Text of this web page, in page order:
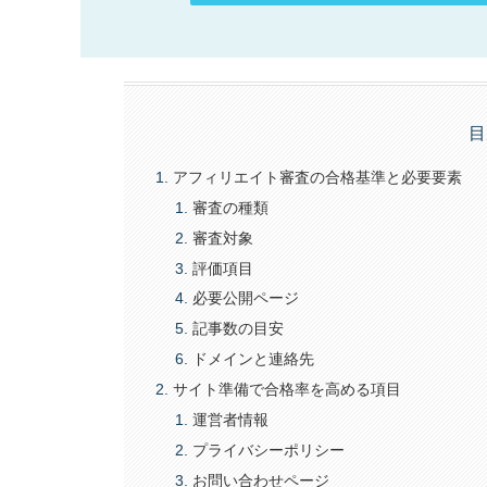
アフィリエイト審査の合格基準と必要要素
審査の種類
審査対象
評価項目
必要公開ページ
記事数の目安
ドメインと連絡先
サイト準備で合格率を高める項目
運営者情報
プライバシーポリシー
お問い合わせページ